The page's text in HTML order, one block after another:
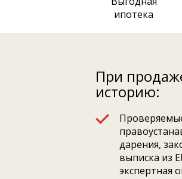
ипотека
При
историю:
дарения,
выписка из
экспертная